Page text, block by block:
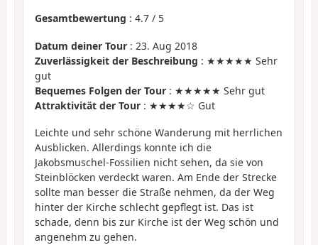
Gesamtbewertung : 4.7 / 5
Datum deiner Tour : 23. Aug 2018
Zuverlässigkeit der Beschreibung : ★★★★★ Sehr
gut
Bequemes Folgen der Tour : ★★★★★ Sehr gut
Attraktivität der Tour : ★★★★☆ Gut
Leichte und sehr schöne Wanderung mit herrlichen
Ausblicken. Allerdings konnte ich die
Jakobsmuschel-Fossilien nicht sehen, da sie von
Steinblöcken verdeckt waren. Am Ende der Strecke
sollte man besser die Straße nehmen, da der Weg
hinter der Kirche schlecht gepflegt ist. Das ist
schade, denn bis zur Kirche ist der Weg schön und
angenehm zu gehen.